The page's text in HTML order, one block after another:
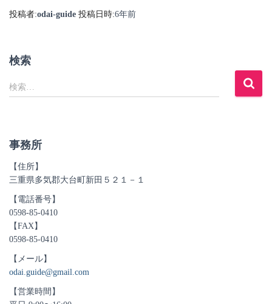
投稿者:odai-guide 投稿日時:6年前
検索
検
索
検索…
事務所
【住所】
三重県多気郡大台町新田５２１－１
【電話番号】
0598-85-0410
【FAX】
0598-85-0410
【メール】
odai.guide@gmail.com
【営業時間】